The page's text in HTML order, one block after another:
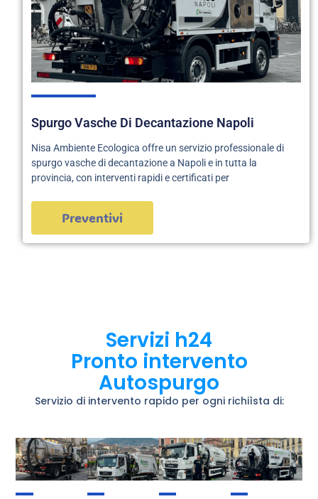
Spurgo Vasche Di Decantazione Napoli
Nisa Ambiente Ecologica offre un servizio professionale di
spurgo vasche di decantazione a Napoli e in tutta la
provincia, con interventi rapidi e certificati per
Preventivi
Servizi h24
Pronto intervento
Autospurgo
Servizio di intervento rapido per ogni richiìsta di: